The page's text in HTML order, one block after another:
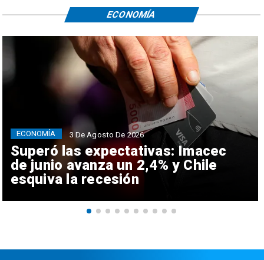
Superó las expectativas: Imacec
de junio avanza un 2,4% y Chile
esquiva la recesión
ECONOMÍA 3 De Agosto De 2026
ECONOMÍA